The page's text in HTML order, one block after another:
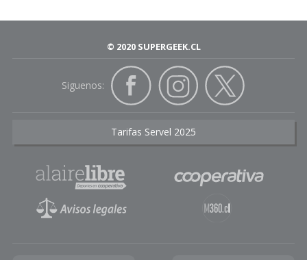
© 2020 SUPERGEEK.CL
Siguenos:
Tarifas Servel 2025